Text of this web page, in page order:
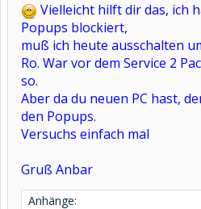
Vielleicht hilft dir das, ich
Popups blockiert,
muß ich heute ausschalten
Ro. War vor dem Service 2
so.
Aber da du neuen PC hast,
den Popups.
Versuchs einfach mal
Gruß Anbar
Anhänge: